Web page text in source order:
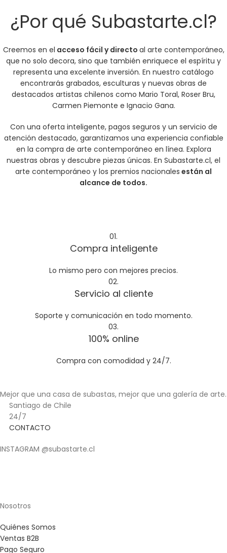
¿Por qué Subastarte.cl?
Creemos en el acceso fácil y directo al arte contemporáneo,
que no solo decora, sino que también enriquece el espíritu y
representa una excelente inversión. En nuestro catálogo
encontrarás grabados, esculturas y nuevas obras de
destacados artistas chilenos como Mario Toral, Roser Bru,
Carmen Piemonte e Ignacio Gana.
Con una oferta inteligente, pagos seguros y un servicio de
atención destacado, garantizamos una experiencia confiable
en la compra de arte contemporáneo en línea. Explora
nuestras obras y descubre piezas únicas. En Subastarte.cl, el
arte contemporáneo y los premios nacionales están al
alcance de todos.
01.
Compra inteligente
Lo mismo pero con mejores precios.
02.
Servicio al cliente
Soporte y comunicación en todo momento.
03.
100% online
Compra con comodidad y 24/7.
Mejor que una casa de subastas, mejor que una galería de arte.
Santiago de Chile
24/7
CONTACTO
INSTAGRAM @subastarte.cl
Nosotros
Quiénes Somos
Ventas B2B
Pago Seguro